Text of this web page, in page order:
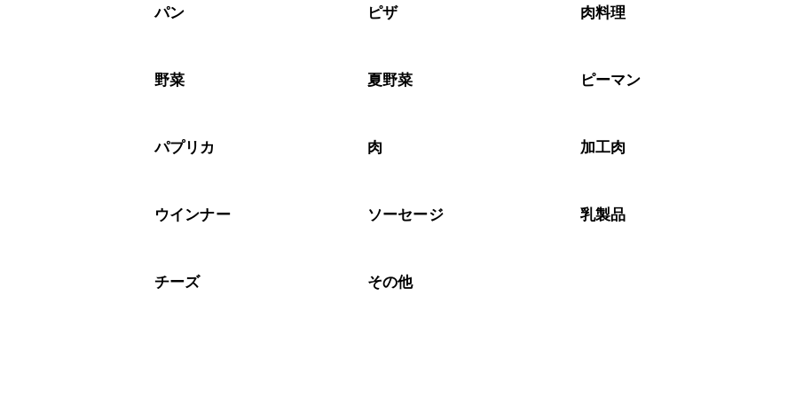
※日持ちは目安です。
パン ピザ 肉料理
野菜 夏野菜 ピーマン
パプリカ 肉 加工肉
ウインナー ソーセージ 乳製品
チーズ その他